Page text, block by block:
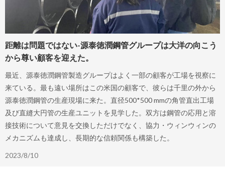
距離は問題ではない-源泰徳潤鋼管グループは大洋の向こう
から尊い顧客を迎えた。
最近、源泰徳潤鋼管製造グループはよく一部の顧客が工場を視察に
来ている。最も遠い場所はこの米国の顧客で、彼らは千里の外から
源泰徳潤鋼管の生産現場に来た。直径500*500 mmの角管直出工場
及び直縫大円管の生産ユニットを見学した。双方は鋼管の応用と溶
接技術について意見を交換しただけでなく、協力・ウィンウィンの
メカニズムも達成し、長期的な信頼関係も構築した。
2023/8/10